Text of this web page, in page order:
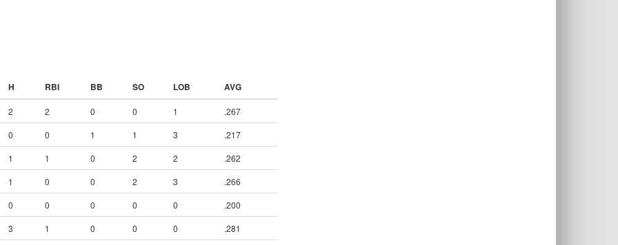
H RBI BB SO LOB AVG
2 2 0 0 1
.267
0
0 1 1 3
.217
1
1 0 2 2
.262
1
0 0 2 3
.266
0
0 0 0 0
.200
3
1 0 0 0
.281